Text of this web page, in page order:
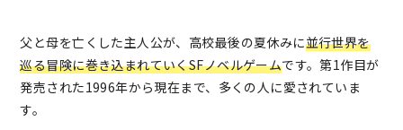
父と母を亡くした主人公が、高校最後の夏休みに並行世界を
巡る冒険に巻き込まれていくSFノベルゲームです。第1作目が
発売された1996年から現在まで、多くの人に愛されていま
す。